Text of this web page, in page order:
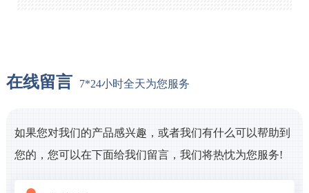
在线留言 7*24小时全天为您服务
如果您对我们的产品感兴趣，或者我们有什么可以帮助到
您的，您可以在下面给我们留言，我们将热忱为您服务!